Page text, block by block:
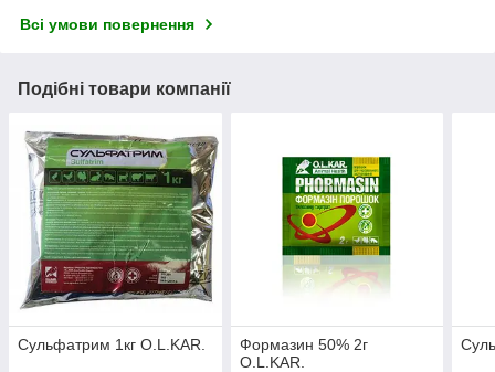
Всі умови повернення
Подібні товари компанії
Сульфатрим 1кг O.L.KAR.
Формазин 50% 2г
O.L.KAR.